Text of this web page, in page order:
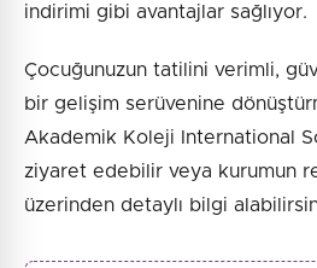
indirimi gibi avantajlar sağlıyor.
Çocuğunuzun tatilini verimli,
bir gelişim serüvenine
Akademik Koleji International
ziyaret edebilir veya kurumun
üzerinden detaylı bilgi